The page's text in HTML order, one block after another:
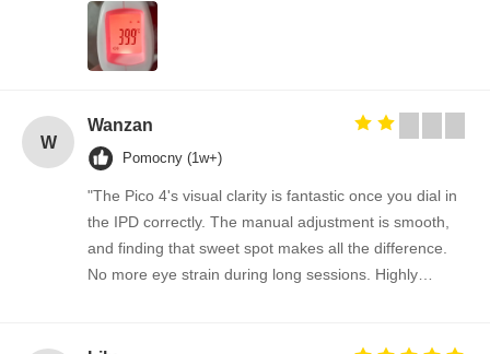
W
Wanzan
Pomocny (1w+)
"The Pico 4's visual clarity is fantastic once you dial in
the IPD correctly. The manual adjustment is smooth,
and finding that sweet spot makes all the difference.
No more eye strain during long sessions. Highly